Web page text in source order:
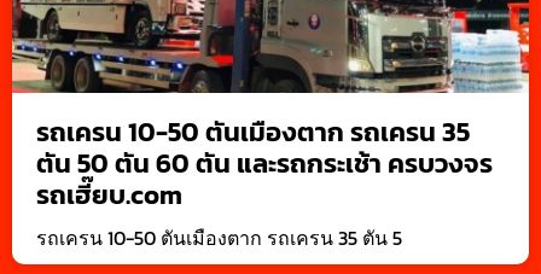
รถเครน 10-50 ตันเมืองตาก รถเครน 35
ตัน 50 ตัน 60 ตัน และรถกระเช้า ครบวงจร
รถเฮี๊ยบ.com
รถเครน 10-50 ตันเมืองตาก รถเครน 35 ตัน 5